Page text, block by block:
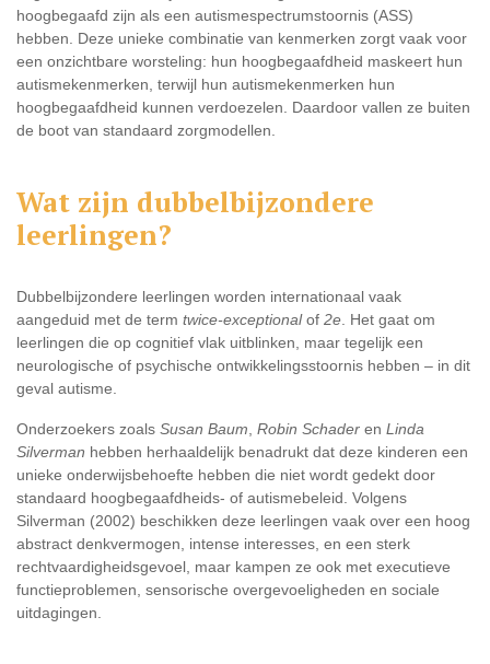
hoogbegaafd zijn als een autismespectrumstoornis (ASS)
hebben. Deze unieke combinatie van kenmerken zorgt vaak voor
een onzichtbare worsteling: hun hoogbegaafdheid maskeert hun
autismekenmerken, terwijl hun autismekenmerken hun
hoogbegaafdheid kunnen verdoezelen. Daardoor vallen ze buiten
de boot van standaard zorgmodellen.
Wat zijn dubbelbijzondere
leerlingen?
Dubbelbijzondere leerlingen worden internationaal vaak
aangeduid met de term twice-exceptionalof 2e . Het gaat om
leerlingen die op cognitief vlak uitblinken, maar tegelijk een
neurologische of psychische ontwikkelingsstoornis hebben – in dit
geval autisme.
Onderzoekers zoals Susan Baum Robin Schader en Linda
Silverman hebben herhaaldelijk benadrukt dat deze kinderen een
unieke onderwijsbehoefte hebben die niet wordt gedekt door
standaard hoogbegaafdheids- of autismebeleid. Volgens
Silverman (2002) beschikken deze leerlingen vaak over een hoog
abstract denkvermogen, intense interesses, en een sterk
rechtvaardigheidsgevoel, maar kampen ze ook met executieve
functieproblemen, sensorische overgevoeligheden en sociale
uitdagingen.